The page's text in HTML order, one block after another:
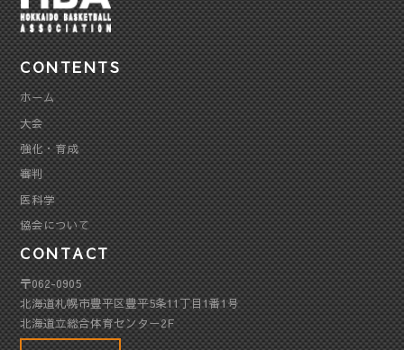
CONTENTS
ホーム
大会
強化・育成
審判
医科学
協会について
CONTACT
〒062-0905
北海道札幌市豊平区豊平5条11丁目1番1号
北海道立総合体育センター2F